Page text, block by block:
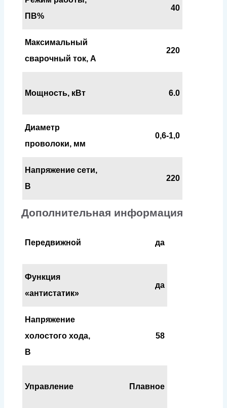
ПВ%
40
Максимальный
сварочный ток, А
220
Мощность, кВт 6.0
Диаметр
проволоки, мм
0,6-1,0
Напряжение сети,
В
220
Дополнительная информация
Передвижной да
Функция
«антистатик»‎
да
Напряжение
холостого хода,
В
58
Управление Плавное